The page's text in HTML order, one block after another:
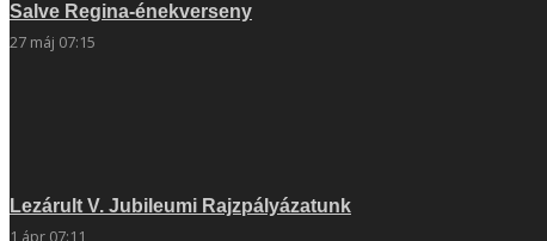
Salve Regina-énekverseny
27 máj 07:15
Lezárult V. Jubileumi Rajzpályázatunk
1 ápr 07:11